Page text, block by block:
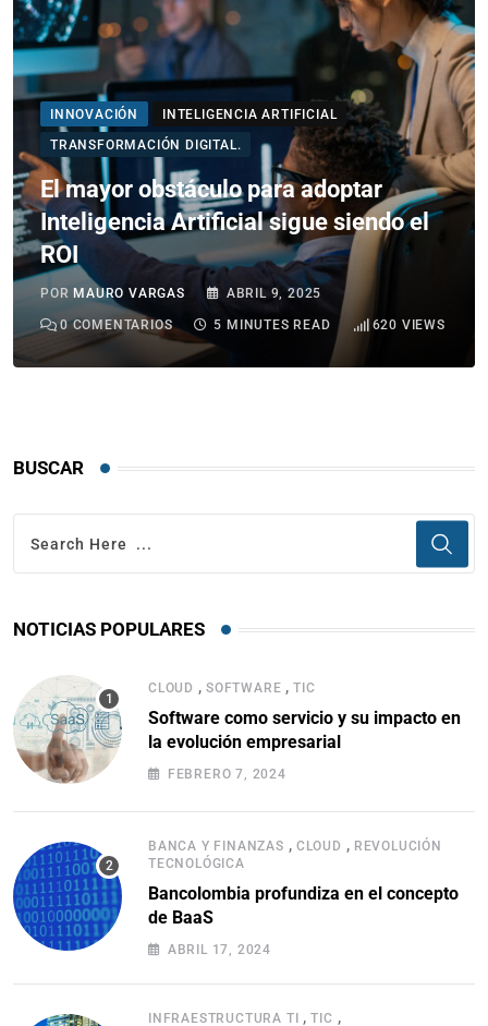
INNOVACIÓN
INTELIGENCIA ARTIFICIAL
TRANSFORMACIÓN DIGITAL.
El mayor obstáculo para adoptar
Inteligencia Artificial sigue siendo el
ROI
POR MAURO VARGAS ABRIL 9, 2025
0COMENTARIOS 5 MINUTES READ 620 VIEWS
BUSCAR
NOTICIAS POPULARES
CLOUD , SOFTWARE ,TIC
Software como servicio y su impacto en
la evolución empresarial
FEBRERO 7, 2024
BANCA Y FINANZAS , CLOUD , REVOLUCIÓN
TECNOLÓGICA
Bancolombia profundiza en el concepto
de BaaS
ABRIL 17, 2024
INFRAESTRUCTURA TI ,TIC ,